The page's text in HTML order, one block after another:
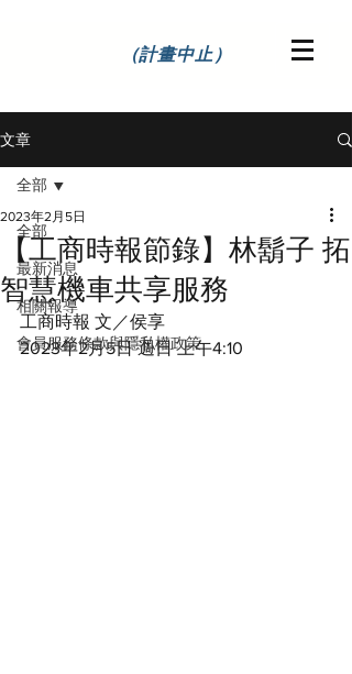
（計畫中止）
文章
全部
最新消息
相關報導
會員服務條款與隱私權政策
全部
【工商時報節錄】林鬍子 拓
智慧機車共享服務
2023年2月5日
工商時報 文／侯享
2023年2月5日 週日 上午4:10